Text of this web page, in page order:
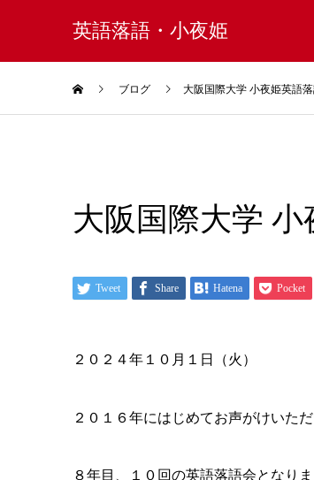
英語落語・小夜姫
ブログ 大阪国際大学 小夜姫英語
大阪国際大学
Tweet Share Hatena Pocket
２０２４年１０月１日（火）
２０１６年にはじめてお声がけいた
８年目、１０回の英語落語会となりま